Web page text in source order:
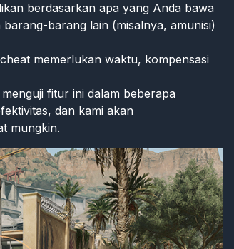
berdasarkan apa yang Anda bawa
barang lain (misalnya, amunisi)
memerlukan waktu, kompensasi
fitur ini dalam beberapa
dan kami akan
mungkin.